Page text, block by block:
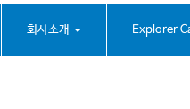
회사소개 Explorer